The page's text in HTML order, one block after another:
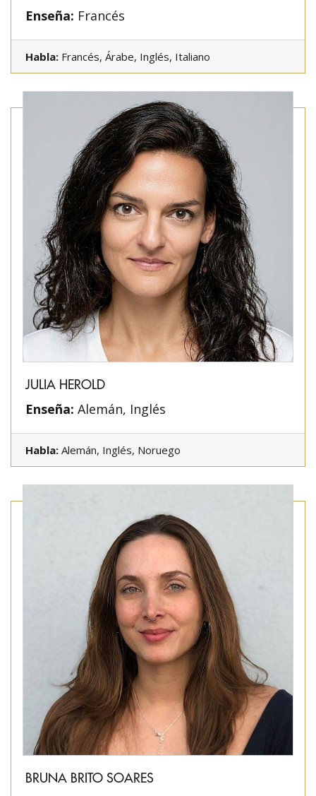
Enseña: Francés
Habla: Francés, Árabe, Inglés, Italiano
JULIA HEROLD
Enseña: Alemán, Inglés
Habla: Alemán, Inglés, Noruego
BRUNA BRITO SOARES